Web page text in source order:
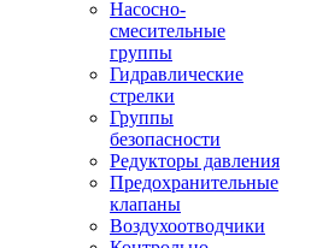
Насосно-
смесительные
группы
Гидравлические
стрелки
Группы
безопасности
Редукторы давления
Предохранительные
клапаны
Воздухоотводчики